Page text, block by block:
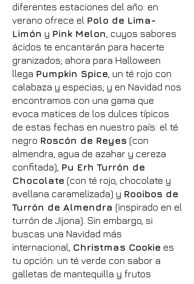
diferentes estaciones del año: en
verano ofrece el Polo de Lima-
Limón y Pink Melon , cuyos sabores
ácidos te encantarán para hacerte
granizados; ahora para Halloween
llega Pumpkin Spice , un té rojo con
calabaza y especias; y en Navidad nos
encontramos con una gama que
evoca matices de los dulces típicos
de estas fechas en nuestro país: el té
negro Roscón de Reyes (con
almendra, agua de azahar y cereza
confitada), Pu Erh Turrón de
Chocolate (con té rojo, chocolate y
avellana caramelizada) y Rooibos de
Turrón de Almendra (inspirado en el
turrón de Jijona). Sin embargo, si
buscas una Navidad más
internacional, Christmas Cookie es
tu opción: un té verde con sabor a
galletas de mantequilla y frutos